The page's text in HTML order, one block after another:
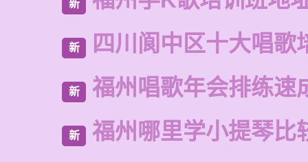
新
新 四川阆中区十大唱歌
新 福州唱歌年会排练速
新 福州哪里学小提琴比